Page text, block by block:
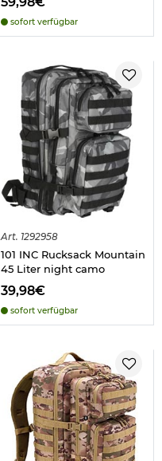
sofort verfügbar
Art. 1292958
101 INC Rucksack Mountain
45 Liter night camo
39,98€
sofort verfügbar